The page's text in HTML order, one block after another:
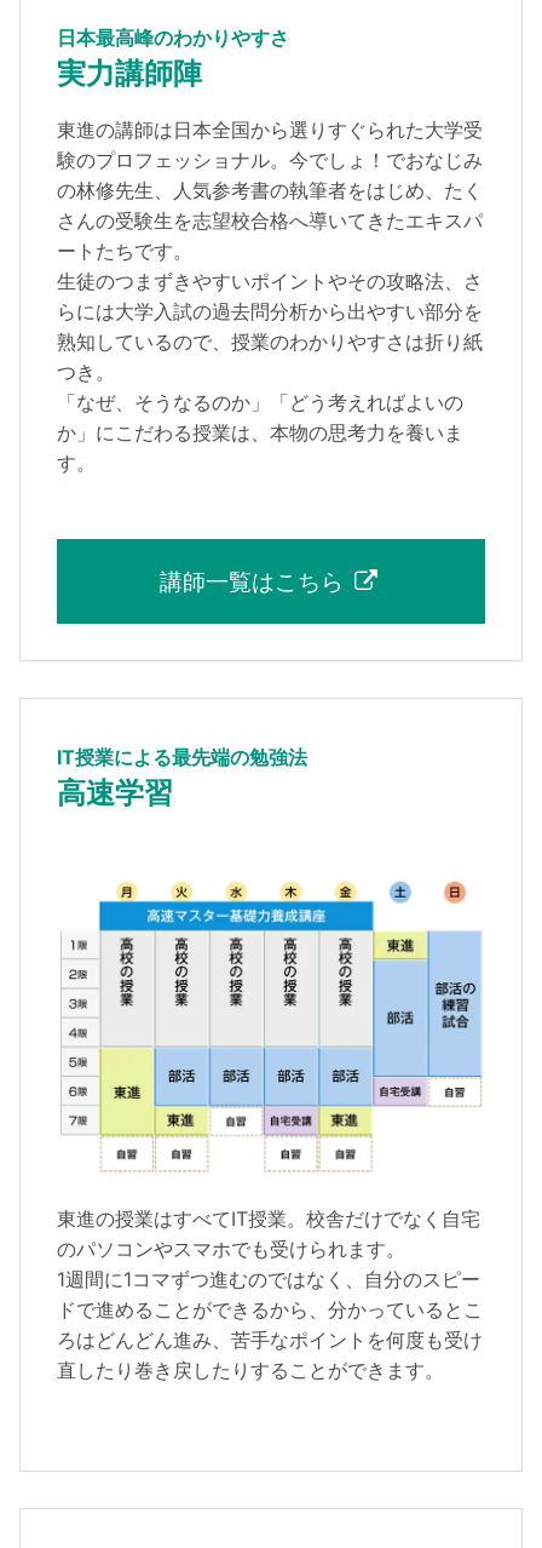
日本最高峰のわかりやすさ
実力講師陣
東進の講師は日本全国から選りすぐられた大学受
験のプロフェッショナル。今でしょ！でおなじみ
の林修先生、人気参考書の執筆者をはじめ、たく
さんの受験生を志望校合格へ導いてきたエキスパ
ートたちです。
生徒のつまずきやすいポイントやその攻略法、さ
らには大学入試の過去問分析から出やすい部分を
熟知しているので、授業のわかりやすさは折り紙
つき。
「なぜ、そうなるのか」「どう考えればよいの
か」にこだわる授業は、本物の思考力を養いま
す。
講師一覧はこちら
IT授業による最先端の勉強法
高速学習
東進の授業はすべてIT授業。校舎だけでなく自宅
のパソコンやスマホでも受けられます。
1週間に1コマずつ進むのではなく、自分のスピー
ドで進めることができるから、分かっているとこ
ろはどんどん進み、苦手なポイントを何度も受け
直したり巻き戻したりすることができます。